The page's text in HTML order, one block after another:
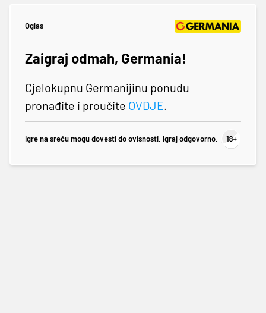
Oglas
Zaigraj odmah, Germania!
Cjelokupnu Germanijinu ponudu
pronađite i proučite OVDJE.
Igre na sreću mogu dovesti do ovisnosti. Igraj odgovorno.